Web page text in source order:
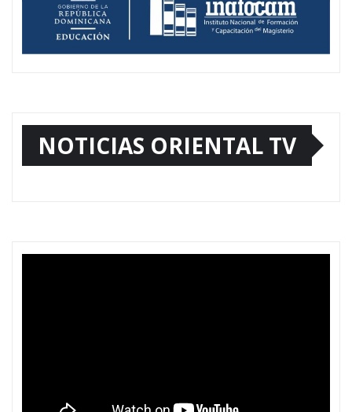
NOTICIAS ORIENTAL TV